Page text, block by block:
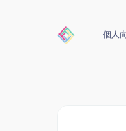
個人